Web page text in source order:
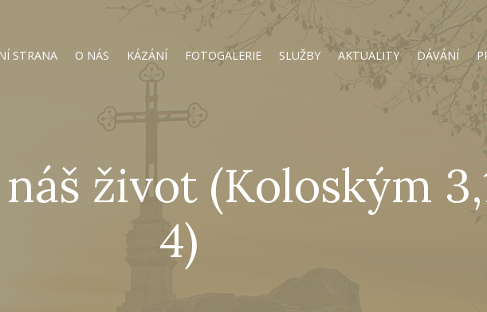
STRANA O NÁS KÁZÁNÍ FOTOGALERIE SLUŽBY AKTUALITY DÁVÁNÍ
život (Koloským
4)